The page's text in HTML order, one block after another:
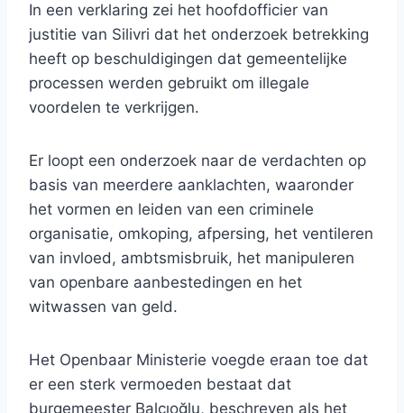
In een verklaring zei het hoofdofficier van
justitie van Silivri dat het onderzoek betrekking
heeft op beschuldigingen dat gemeentelijke
processen werden gebruikt om illegale
voordelen te verkrijgen.
Er loopt een onderzoek naar de verdachten op
basis van meerdere aanklachten, waaronder
het vormen en leiden van een criminele
organisatie, omkoping, afpersing, het ventileren
van invloed, ambtsmisbruik, het manipuleren
van openbare aanbestedingen en het
witwassen van geld.
Het Openbaar Ministerie voegde eraan toe dat
er een sterk vermoeden bestaat dat
burgemeester Balcıoğlu, beschreven als het